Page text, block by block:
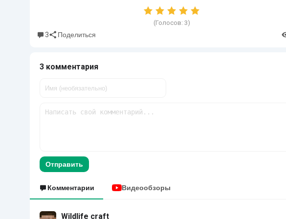
(Голосов: 3)
3 Поделиться
3 комментария
Отправить
Комментарии Видеообзоры
Wildlife craft